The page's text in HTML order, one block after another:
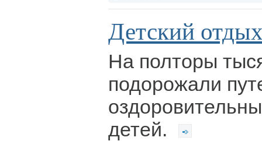
Детский
На полторы
подорожали
детей.